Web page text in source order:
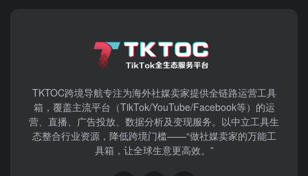
TKTOC跨境导航​专注为海外社媒卖家提供全链路运营工具
箱，覆盖主流平台（TikTok/YouTube/Facebook等）​的运
营、直播、广告投放、数据分析及变现服务。以中立工具生
态整合行业资源，降低跨境门槛——“做社媒卖家的万能工
具箱，让全球生意更高效。”